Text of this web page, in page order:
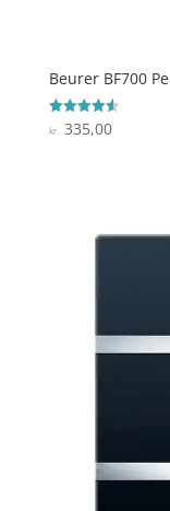
Beurer BF700
Vurderet
4.6
kr.335,00